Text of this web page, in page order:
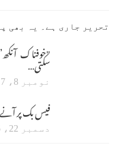
تحریر جاری ہے۔ یہ بھی
"خوفناک
سکتی…
نومبر 8، 2017
فیس بک پر
دسمبر 22، 2015